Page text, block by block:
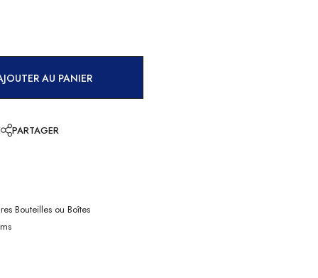
AU PANIER
PARTAGER
Bouteilles ou Boîtes